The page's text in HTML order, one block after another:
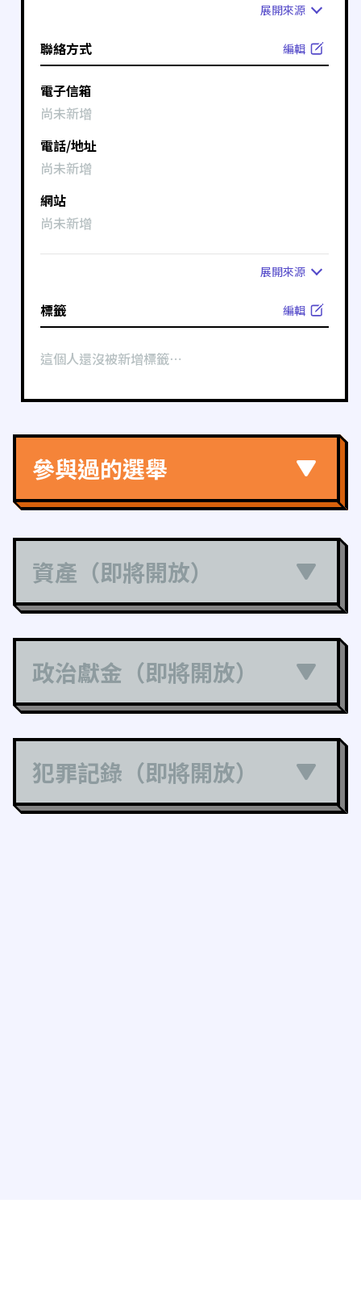
展開來源
聯絡方式 編輯
電子信箱
尚未新增
電話/地址
尚未新增
網站
尚未新增
展開來源
標籤 編輯
這個人還沒被新增標籤⋯
參與過的選舉
資產（即將開放）
政治獻金（即將開放）
犯罪記錄（即將開放）